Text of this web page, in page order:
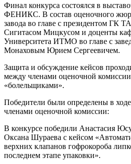
Финал конкурса состоялся в
ФЕНИКС. В состав оценочного
завода во главе с президентом
Сигитасом Мицкусом и доценты
Университета ИТМО во главе с
Монаховым Юрием Сергеевичем.
Защита и обсуждение кейсов
между членами оценочной
«болельщиками».
Победители были определены в
членами оценочной комиссии:
В конкурсе победили Анастасия
Оксана Шураева с кейсом
верхних клапанов гофрокороба
последнем этапе упаковки».